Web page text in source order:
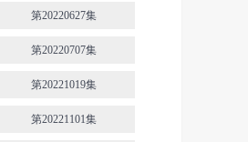
第20220627集
第20220707集
第20221019集
第20221101集